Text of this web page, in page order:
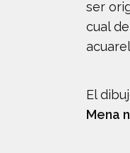
ser
cual
El
Mena